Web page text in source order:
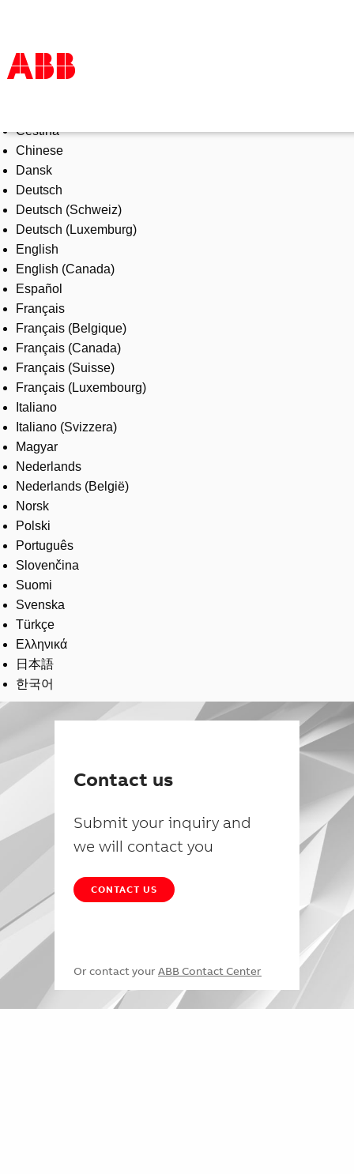
Products & Solutions
Industries
Services
About us
Where to buy
Contact us
Careers
Čeština
Chinese
Dansk
Deutsch
Deutsch (Schweiz)
Deutsch (Luxemburg)
English
English (Canada)
Español
Français
Français (Belgique)
Français (Canada)
Français (Suisse)
Français (Luxembourg)
Italiano
Italiano (Svizzera)
Magyar
Nederlands
Nederlands (België)
Norsk
Polski
Português
Slovenčina
Suomi
Svenska
Türkçe
Ελληνικά
日本語
한국어
Contact us
Submit your inquiry and
we will contact you
CONTACT US
Or contact your ABB Contact Center